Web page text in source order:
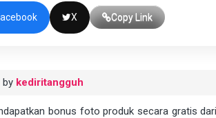
X Copy Link
by kediritangguh
bonus foto produk secara gratis